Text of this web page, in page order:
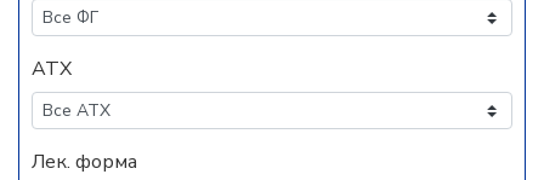
АТХ
Лек. форма